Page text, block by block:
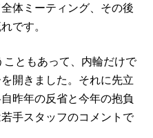
体ミーティング、その後
です。
ともあって、内輪だけで
開きました。それに先立
昨年の反省と今年の抱負
手スタッフのコメントで